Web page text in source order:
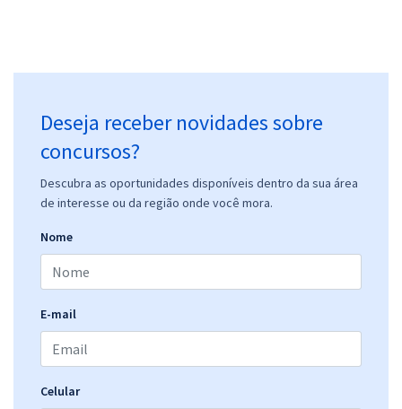
Deseja receber novidades sobre
concursos?
Descubra as oportunidades disponíveis dentro da sua área
de interesse ou da região onde você mora.
Nome
E-mail
Celular